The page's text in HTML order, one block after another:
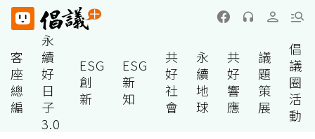
客
座
總
編
永
續
好
日
子
3.0
ESG
創
新
ESG
新
知
共
好
社
會
永
續
地
球
共
好
響
應
議
題
策
展
倡
議
圈
活
動